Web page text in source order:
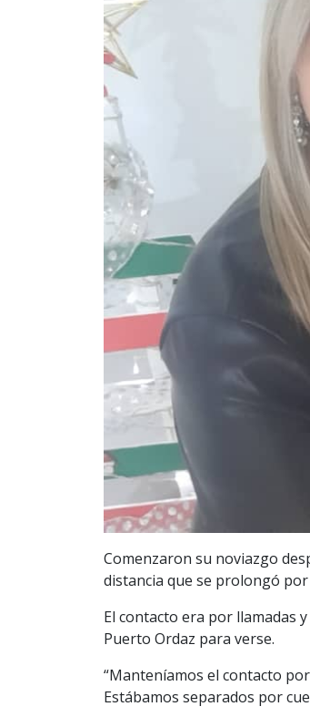
Comenzaron su noviazgo
distancia que se prolongó
El contacto era por llamadas
Puerto Ordaz para verse.
“Manteníamos el contacto
Estábamos separados por